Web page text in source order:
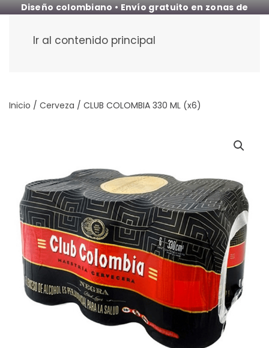
Diseño colombiano • Envío gratuito en zonas de
Ir al contenido principal
Inicio / Cerveza / CLUB COLOMBIA 330 ML (x6)